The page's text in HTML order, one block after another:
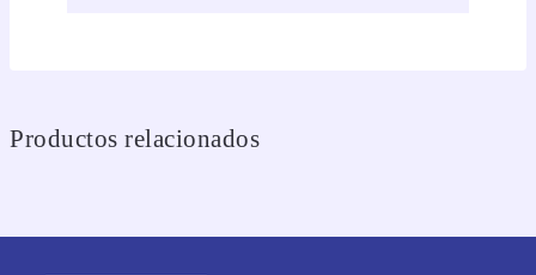
Productos relacionados